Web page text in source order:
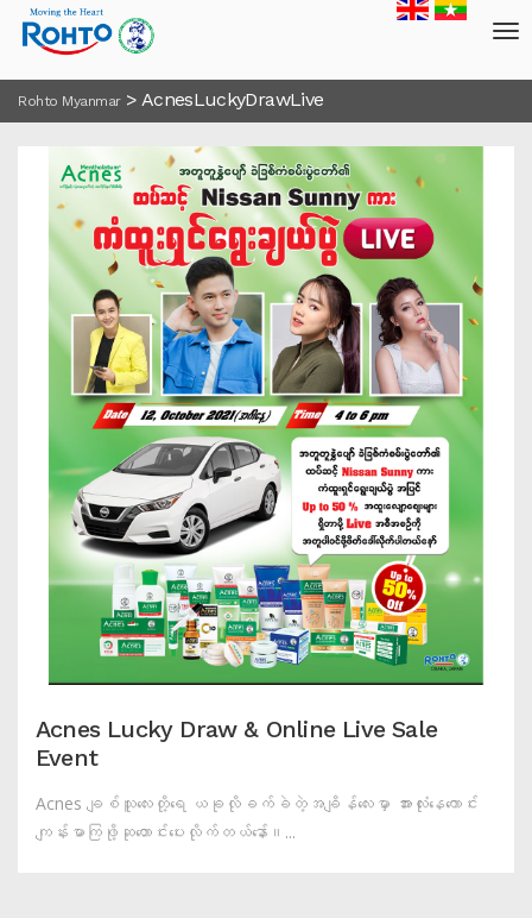
Rohto Myanmar> AcnesLuckyDrawLive
Acnes Lucky Draw & Online Live Sale
Event
Acnes ချစ်သူလေးတို့ရေ ယခုလိုခက်ခဲတဲ့အချိန်လေးမှာ အားလုံးနေကောင်း
ကျန်းမာကြဖို့ဆုတောင်းပေးလိုက်တယ်နော်။...